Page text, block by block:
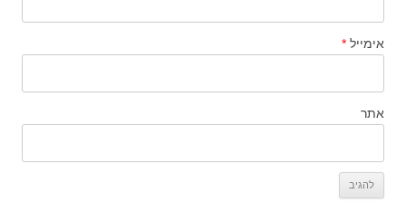
אימייל *
אתר